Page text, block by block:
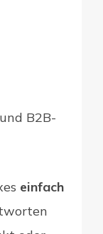
B2B-
einfach